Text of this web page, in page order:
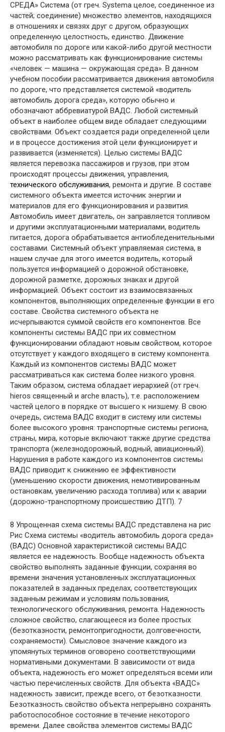
СРЕДА» Система (от греч. Systema целое, соединенное из
частей; соединение) множество элементов, находящихся
в отношениях и связях друг с другом, образующих
определенную целостность, единство. Движение
автомобиля по дороге или какой-либо другой местности
можно рассматривать как функционирование системы
«человек — машина — окружающая среда». В данном
учебном пособии рассматривается движения автомобиля
по дороге, что представляется системой «водитель
автомобиль дорога среда», которую обычно и
обозначают аббревиатурой ВАДС. Любой системный
объект в наиболее общем виде обладает следующими
свойствами. Объект создается ради определенной цели
и в процессе достижения этой цели функционирует и
развивается (изменяется). Целью системы ВАДС
является перевозка пассажиров и грузов, при этом
происходят процессы движения, управления,
технического обслуживания, ремонта и другие. В составе
системного объекта имеется источник энергии и
материалов для его функционирования и развития.
Автомобиль имеет двигатель, он заправляется топливом
и другими эксплуатационными материалами, водитель
питается, дорога обрабатывается антиобледенительными
составами. Системный объект управляемая система, в
нашем случае для этого имеется водитель, который
пользуется информацией о дорожной обстановке,
дорожной разметке, дорожных знаках и другой
информацией. Объект состоит из взаимосвязанных
компонентов, выполняющих определенные функции в его
составе. Свойства системного объекта не
исчерпываются суммой свойств его компонентов. Все
компоненты системы ВАДС при их совместном
функционировании обладают новым свойством, которое
отсутствует у каждого входящего в систему компонента.
Каждый из компонентов системы ВАДС может
рассматриваться как система более низкого уровня.
Таким образом, система обладает иерархией (от греч.
hieros священный и arche власть), т.е. расположением
частей целого в порядке от высшего к низшему. В свою
очередь, система ВАДС входит в систему или системы
более высокого уровня: транспортные системы региона,
страны, мира, которые включают также другие средства
транспорта (железнодорожный, водный, авиационный).
Нарушения в работе каждого из компонентов системы
ВАДС приводит к снижению ее эффективности
(уменьшению скорости движения, немотивированным
остановкам, увеличению расхода топлива) или к аварии
(дорожно-транспортному происшествию ДТП). 7
8 Упрощенная схема системы ВАДС представлена на рис
Рис Схема системы «водитель автомобиль дорога среда»
(ВАДС) Основной характеристикой системы ВАДС
является ее надежность. Вообще надежность объекта
свойство выполнять заданные функции, сохраняя во
времени значения установленных эксплуатационных
показателей в заданных пределах, соответствующих
заданным режимам и условиям пользования,
технологического обслуживания, ремонта. Надежность
сложное свойство, слагающееся из более простых
(безотказности, ремонтопригодности, долговечности,
сохраняемости). Смысловое значение каждого из
упомянутых терминов оговорено соответствующими
нормативными документами. В зависимости от вида
объекта, надежность его может определяться всеми или
частью перечисленных свойств. Для объекта «ВАДС»
надежность зависит, прежде всего, от безотказности.
Безотказность свойство объекта непрерывно сохранять
работоспособное состояние в течение некоторого
времени. Далее свойства элементов системы ВАДС